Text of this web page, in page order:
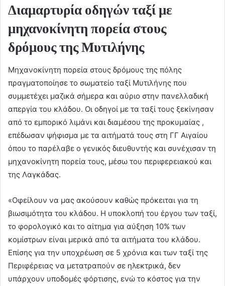
Διαμαρτυρία οδηγών ταξί με
μηχανοκίνητη πορεία στους
δρόμους της Μυτιλήνης
Μηχανοκίνητη πορεία στους δρόμους της πόλης
πραγματοποίησε το σωματείο ταξί Μυτιλήνης που
συμμετέχει μαζικά σήμερα και αύριο στην πανελλαδική
απεργία του κλάδου. Οι οδηγοί με τα ταξί τους ξεκίνησαν
από το εμπορικό λιμάνι και διαμέσου της προκυμαίας ,
επέδωσαν ψήφισμα με τα αιτήματά τους στη ΓΓ Αιγαίου
όπου το παρέλαβε ο γενικός διευθυντής και συνέχισαν τη
μηχανοκίνητη πορεία τους, μέσω του περιφερειακού και
της Λαγκάδας.
«Οφείλουν να μας ακούσουν καθώς πρόκειται για τη
βιωσιμότητα του κλάδου. Η υποκλοπή του έργου των ταξί,
το φορολογικό και το αίτημα για αύξηση 10% των
κομίστρων είναι μερικά από τα αιτήματα του κλάδου.
Επίσης για την υποχρέωση σε 5 χρόνια και των ταξί της
Περιφέρειας να μετατραπούν σε ηλεκτρικά, δεν
υπάρχουν υποδομές φόρτισης, ενώ το κόστος για την